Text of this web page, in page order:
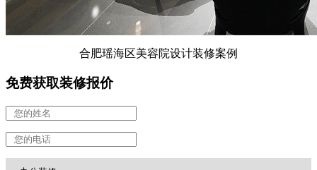
合肥瑶海区美容院设计装修案例
免费获取装修报价